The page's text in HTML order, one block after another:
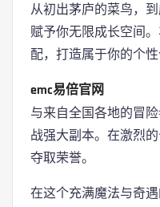
从初出茅庐的菜鸟，
赋予你无限成长空间
配，打造属于你的个性
emc易倍官网
与来自全国各地的冒
战强大副本。在激烈
夺取荣誉。
在这个充满魔法与奇